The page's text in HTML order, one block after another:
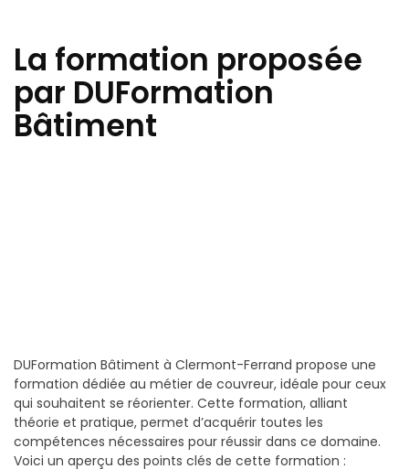
La formation proposée
par DUFormation
Bâtiment
DUFormation Bâtiment à Clermont-Ferrand propose une
formation dédiée au métier de couvreur, idéale pour ceux
qui souhaitent se réorienter. Cette formation, alliant
théorie et pratique, permet d’acquérir toutes les
compétences nécessaires pour réussir dans ce domaine.
Voici un aperçu des points clés de cette formation :